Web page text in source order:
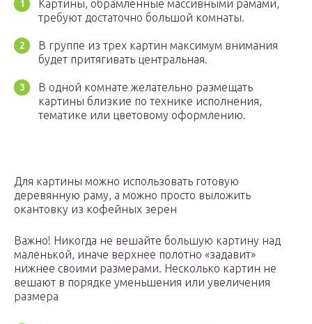
Картины, обрамленные массивными рамами,
требуют достаточно большой комнаты.
В группе из трех картин максимум внимания
будет притягивать центральная.
В одной комнате желательно размещать
картины близкие по технике исполнения,
тематике или цветовому оформлению.
Для картины можно использовать готовую
деревянную раму, а можно просто выложить
окантовку из кофейных зерен
Важно! Никогда не вешайте большую картину над
маленькой, иначе верхнее полотно «задавит»
нижнее своими размерами. Несколько картин не
вешают в порядке уменьшения или увеличения
размера